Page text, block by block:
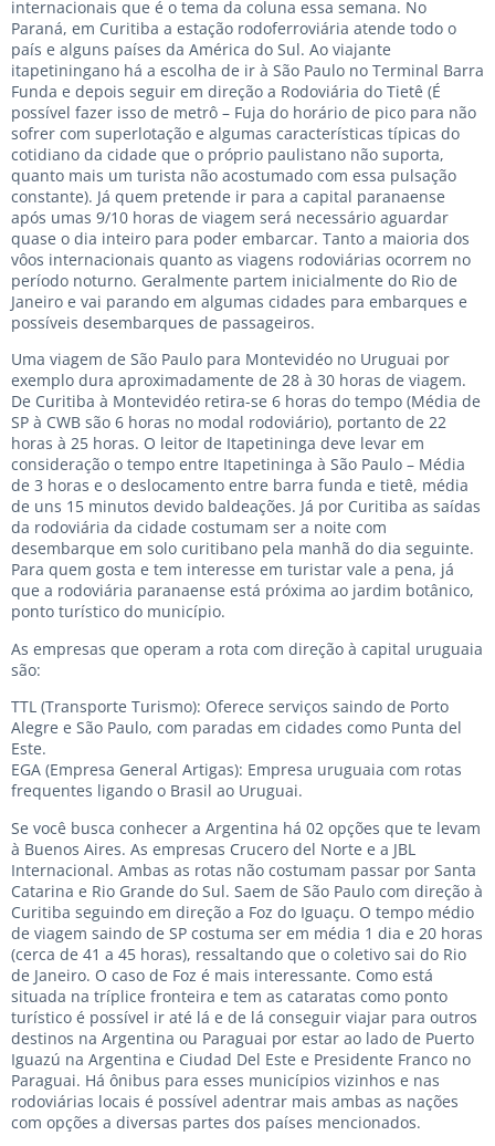
internacionais que é o tema da coluna essa semana. No
Paraná, em Curitiba a estação rodoferroviária atende todo o
país e alguns países da América do Sul. Ao viajante
itapetiningano há a escolha de ir à São Paulo no Terminal Barra
Funda e depois seguir em direção a Rodoviária do Tietê (É
possível fazer isso de metrô – Fuja do horário de pico para não
sofrer com superlotação e algumas características típicas do
cotidiano da cidade que o próprio paulistano não suporta,
quanto mais um turista não acostumado com essa pulsação
constante). Já quem pretende ir para a capital paranaense
após umas 9/10 horas de viagem será necessário aguardar
quase o dia inteiro para poder embarcar. Tanto a maioria dos
vôos internacionais quanto as viagens rodoviárias ocorrem no
período noturno. Geralmente partem inicialmente do Rio de
Janeiro e vai parando em algumas cidades para embarques e
possíveis desembarques de passageiros.
Uma viagem de São Paulo para Montevidéo no Uruguai por
exemplo dura aproximadamente de 28 à 30 horas de viagem.
De Curitiba à Montevidéo retira-se 6 horas do tempo (Média de
SP à CWB são 6 horas no modal rodoviário), portanto de 22
horas à 25 horas. O leitor de Itapetininga deve levar em
consideração o tempo entre Itapetininga à São Paulo – Média
de 3 horas e o deslocamento entre barra funda e tietê, média
de uns 15 minutos devido baldeações. Já por Curitiba as saídas
da rodoviária da cidade costumam ser a noite com
desembarque em solo curitibano pela manhã do dia seguinte.
Para quem gosta e tem interesse em turistar vale a pena, já
que a rodoviária paranaense está próxima ao jardim botânico,
ponto turístico do município.
As empresas que operam a rota com direção à capital uruguaia
são:
TTL (Transporte Turismo): Oferece serviços saindo de Porto
Alegre e São Paulo, com paradas em cidades como Punta del
Este.
EGA (Empresa General Artigas): Empresa uruguaia com rotas
frequentes ligando o Brasil ao Uruguai.
Se você busca conhecer a Argentina há 02 opções que te levam
à Buenos Aires. As empresas Crucero del Norte e a JBL
Internacional. Ambas as rotas não costumam passar por Santa
Catarina e Rio Grande do Sul. Saem de São Paulo com direção à
Curitiba seguindo em direção a Foz do Iguaçu. O tempo médio
de viagem saindo de SP costuma ser em média 1 dia e 20 horas
(cerca de 41 a 45 horas), ressaltando que o coletivo sai do Rio
de Janeiro. O caso de Foz é mais interessante. Como está
situada na tríplice fronteira e tem as cataratas como ponto
turístico é possível ir até lá e de lá conseguir viajar para outros
destinos na Argentina ou Paraguai por estar ao lado de Puerto
Iguazú na Argentina e Ciudad Del Este e Presidente Franco no
Paraguai. Há ônibus para esses municípios vizinhos e nas
rodoviárias locais é possível adentrar mais ambas as nações
com opções a diversas partes dos países mencionados.